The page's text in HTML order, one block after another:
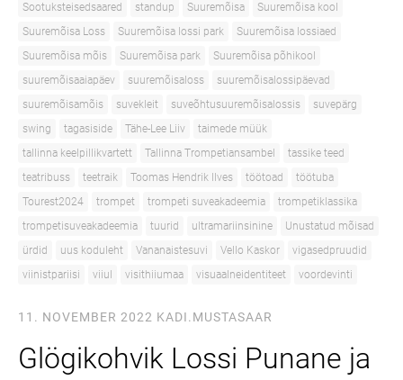
Sootuksteisedsaared
standup Suuremõisa
Suuremõisa kool
Suuremõisa Loss
Suuremõisa lossi park
Suuremõisa lossiaed
Suuremõisa mõis
Suuremõisa park
Suuremõisa põhikool
suuremõisaaiapäev
suuremõisaloss
suuremõisalossipäevad
suuremõisamõis
suvekleit suveõhtusuuremõisalossis
suvepärg
swing
tagasiside Tähe-Lee Liiv
taimede müük
tallinna keelpillikvartett
Tallinna Trompetiansambel
tassike teed
teatribuss
teetraik Toomas Hendrik Ilves töötoad
töötuba
Tourest2024
trompet trompeti suveakadeemia
trompetiklassika
trompetisuveakadeemia
tuurid ultramariinsinine
Unustatud mõisad
ürdid
uus koduleht Vananaistesuvi Vello Kaskor
vigasedpruudid
viinistpariisi
viiul visithiiumaa visuaalneidentiteet voordevinti
11. NOVEMBER 2022 KADI.MUSTASAAR
Glögikohvik Lossi Punane ja